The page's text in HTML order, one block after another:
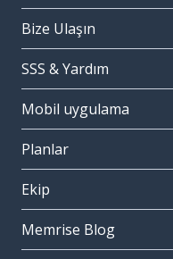
Bize Ulaşın
SSS & Yardım
Mobil uygulama
Planlar
Ekip
Memrise Blog